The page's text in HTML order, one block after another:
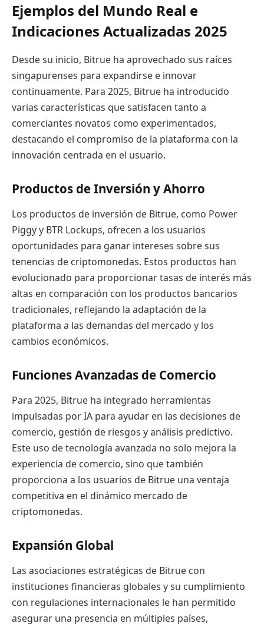
Ejemplos del Mundo Real e
Indicaciones Actualizadas 2025
Desde su inicio, Bitrue ha aprovechado sus raíces
singapurenses para expandirse e innovar
continuamente. Para 2025, Bitrue ha introducido
varias características que satisfacen tanto a
comerciantes novatos como experimentados,
destacando el compromiso de la plataforma con la
innovación centrada en el usuario.
Productos de Inversión y Ahorro
Los productos de inversión de Bitrue, como Power
Piggy y BTR Lockups, ofrecen a los usuarios
oportunidades para ganar intereses sobre sus
tenencias de criptomonedas. Estos productos han
evolucionado para proporcionar tasas de interés más
altas en comparación con los productos bancarios
tradicionales, reflejando la adaptación de la
plataforma a las demandas del mercado y los
cambios económicos.
Funciones Avanzadas de Comercio
Para 2025, Bitrue ha integrado herramientas
impulsadas por IA para ayudar en las decisiones de
comercio, gestión de riesgos y análisis predictivo.
Este uso de tecnología avanzada no solo mejora la
experiencia de comercio, sino que también
proporciona a los usuarios de Bitrue una ventaja
competitiva en el dinámico mercado de
criptomonedas.
Expansión Global
Las asociaciones estratégicas de Bitrue con
instituciones financieras globales y su cumplimiento
con regulaciones internacionales le han permitido
asegurar una presencia en múltiples países,